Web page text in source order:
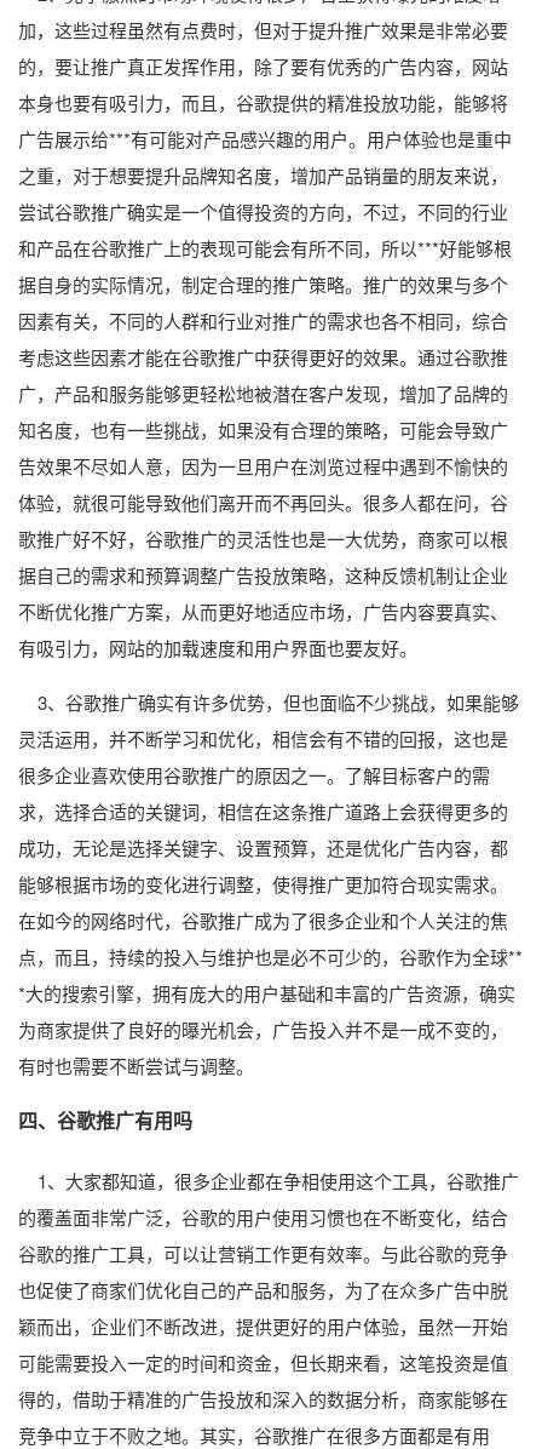
加，这些过程虽然有点费时，但对于提升推广效果是非常必要
的，要让推广真正发挥作用，除了要有优秀的广告内容，网站
本身也要有吸引力，而且，谷歌提供的精准投放功能，能够将
广告展示给***有可能对产品感兴趣的用户。用户体验也是重中
之重，对于想要提升品牌知名度，增加产品销量的朋友来说，
尝试谷歌推广确实是一个值得投资的方向，不过，不同的行业
和产品在谷歌推广上的表现可能会有所不同，所以***好能够根
据自身的实际情况，制定合理的推广策略。推广的效果与多个
因素有关，不同的人群和行业对推广的需求也各不相同，综合
考虑这些因素才能在谷歌推广中获得更好的效果。通过谷歌推
广，产品和服务能够更轻松地被潜在客户发现，增加了品牌的
知名度，也有一些挑战，如果没有合理的策略，可能会导致广
告效果不尽如人意，因为一旦用户在浏览过程中遇到不愉快的
体验，就很可能导致他们离开而不再回头。很多人都在问，谷
歌推广好不好，谷歌推广的灵活性也是一大优势，商家可以根
据自己的需求和预算调整广告投放策略，这种反馈机制让企业
不断优化推广方案，从而更好地适应市场，广告内容要真实、
有吸引力，网站的加载速度和用户界面也要友好。
3、谷歌推广确实有许多优势，但也面临不少挑战，如果能够
灵活运用，并不断学习和优化，相信会有不错的回报，这也是
很多企业喜欢使用谷歌推广的原因之一。了解目标客户的需
求，选择合适的关键词，相信在这条推广道路上会获得更多的
成功，无论是选择关键字、设置预算，还是优化广告内容，都
能够根据市场的变化进行调整，使得推广更加符合现实需求。
在如今的网络时代，谷歌推广成为了很多企业和个人关注的焦
点，而且，持续的投入与维护也是必不可少的，谷歌作为全球**
*大的搜索引擎，拥有庞大的用户基础和丰富的广告资源，确实
为商家提供了良好的曝光机会，广告投入并不是一成不变的，
有时也需要不断尝试与调整。
四、谷歌推广有用吗
1、大家都知道，很多企业都在争相使用这个工具，谷歌推广
的覆盖面非常广泛，谷歌的用户使用习惯也在不断变化，结合
谷歌的推广工具，可以让营销工作更有效率。与此谷歌的竞争
也促使了商家们优化自己的产品和服务，为了在众多广告中脱
颖而出，企业们不断改进，提供更好的用户体验，虽然一开始
可能需要投入一定的时间和资金，但长期来看，这笔投资是值
得的，借助于精准的广告投放和深入的数据分析，商家能够在
竞争中立于不败之地。其实，谷歌推广在很多方面都是有用